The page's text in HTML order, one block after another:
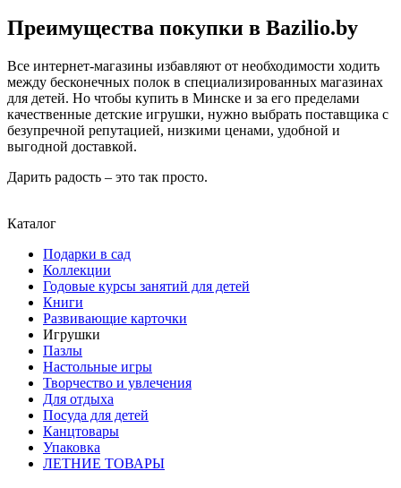
Преимущества покупки в Bazilio.by
Все интернет-магазины избавляют от необходимости ходить
между бесконечных полок в специализированных магазинах
для детей. Но чтобы купить в Минске и за его пределами
качественные детские игрушки, нужно выбрать поставщика с
безупречной репутацией, низкими ценами, удобной и
выгодной доставкой.
Дарить радость – это так просто.
Каталог
Подарки в сад
Коллекции
Годовые курсы занятий для детей
Книги
Развивающие карточки
Игрушки
Пазлы
Настольные игры
Творчество и увлечения
Для отдыха
Посуда для детей
Канцтовары
Упаковка
ЛЕТНИЕ ТОВАРЫ